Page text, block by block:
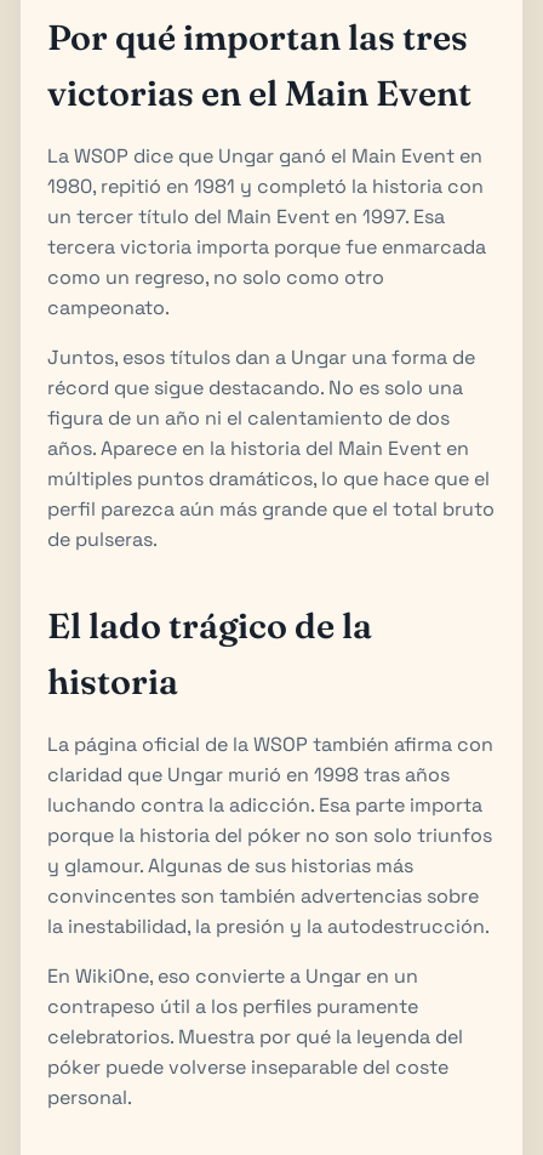
Por qué importan las tres
victorias en el Main Event
La WSOP dice que Ungar ganó el Main Event en
1980, repitió en 1981 y completó la historia con
un tercer título del Main Event en 1997. Esa
tercera victoria importa porque fue enmarcada
como un regreso, no solo como otro
campeonato.
Juntos, esos títulos dan a Ungar una forma de
récord que sigue destacando. No es solo una
figura de un año ni el calentamiento de dos
años. Aparece en la historia del Main Event en
múltiples puntos dramáticos, lo que hace que el
perfil parezca aún más grande que el total bruto
de pulseras.
El lado trágico de la
historia
La página oficial de la WSOP también afirma con
claridad que Ungar murió en 1998 tras años
luchando contra la adicción. Esa parte importa
porque la historia del póker no son solo triunfos
y glamour. Algunas de sus historias más
convincentes son también advertencias sobre
la inestabilidad, la presión y la autodestrucción.
En WikiOne, eso convierte a Ungar en un
contrapeso útil a los perfiles puramente
celebratorios. Muestra por qué la leyenda del
póker puede volverse inseparable del coste
personal.